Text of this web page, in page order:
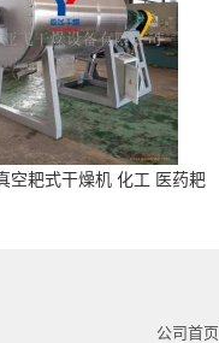
空耙式干燥机 化工 医药耙
公司首页